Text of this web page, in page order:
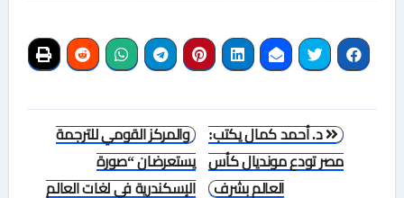
تصفّح
المقالات
والمركز القومي للترجمة
يستعرضان “صورة
الإسكندرية في لغات العالم
د. أحمد كمال يكتب:
مصر تودع مونديال كأس
العالم بشرف